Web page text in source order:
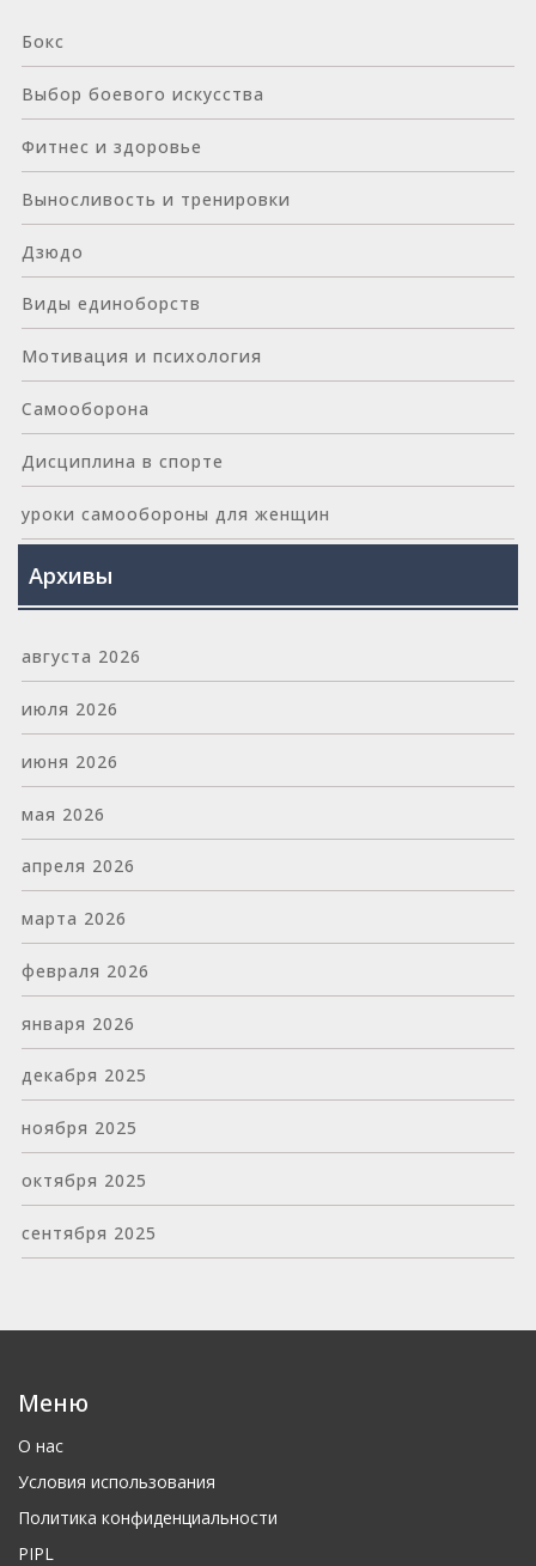
Бокс
Выбор боевого искусства
Фитнес и здоровье
Выносливость и тренировки
Дзюдо
Виды единоборств
Мотивация и психология
Самооборона
Дисциплина в спорте
уроки самообороны для женщин
Архивы
августа 2026
июля 2026
июня 2026
мая 2026
апреля 2026
марта 2026
февраля 2026
января 2026
декабря 2025
ноября 2025
октября 2025
сентября 2025
Меню
О нас
Условия использования
Политика конфиденциальности
PIPL